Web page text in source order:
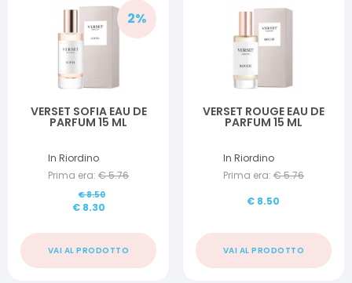
2%
VERSET SOFIA EAU DE
PARFUM 15 ML
In Riordino
Prima era: €5.76
€8.50
€ 8.30
VAI AL PRODOTTO
VERSET ROUGE EAU DE
PARFUM 15 ML
In Riordino
Prima era: €5.76
€ 8.50
VAI AL PRODOTTO